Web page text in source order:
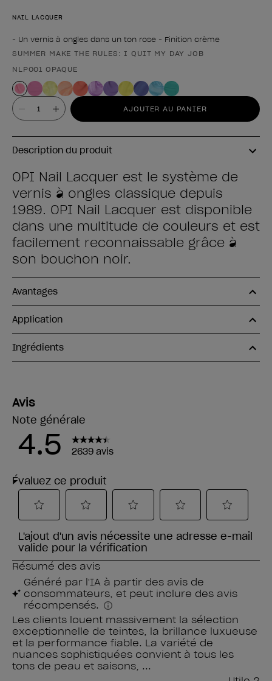
NAIL LACQUER
- Un vernis à ongles dans un ton rose - Finition crème
Forme du produit
SUMMER MAKE THE RULES: I QUIT MY DAY JOB
NLP001 OPAQUE
Valeur AJOUTER AU PANIER
Description du produit
OPI Nail Lacquer est le système de
vernis à ongles classique depuis
1989. OPI Nail Lacquer est disponible
dans une multitude de couleurs et est
facilement reconnaissable grâce à
son bouchon noir.
Avantages
Application
Ingrédients